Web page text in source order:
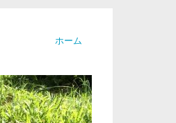
ホーム